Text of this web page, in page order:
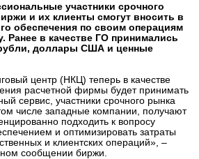
участники срочного
и их клиенты смогут вносить в
обеспечения по своим операциям
Ранее в качестве ГО принимались
доллары США и ценные
центр (НКЦ) теперь в качестве
расчетной фирмы будет принимать
сервис, участники срочного рынка
числе западные компании, получают
подходить к вопросу
и оптимизировать затраты
и клиентских операций», –
сообщении биржи.